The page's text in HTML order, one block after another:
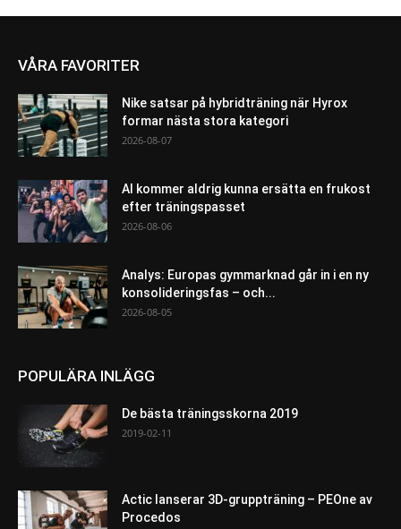
VÅRA FAVORITER
Nike satsar på hybridträning när Hyrox
formar nästa stora kategori
2026-08-07
AI kommer aldrig kunna ersätta en frukost
efter träningspasset
2026-08-06
Analys: Europas gymmarknad går in i en ny
konsolideringsfas – och...
2026-08-05
POPULÄRA INLÄGG
De bästa träningsskorna 2019
2019-02-11
Actic lanserar 3D-gruppträning – PEOne av
Procedos